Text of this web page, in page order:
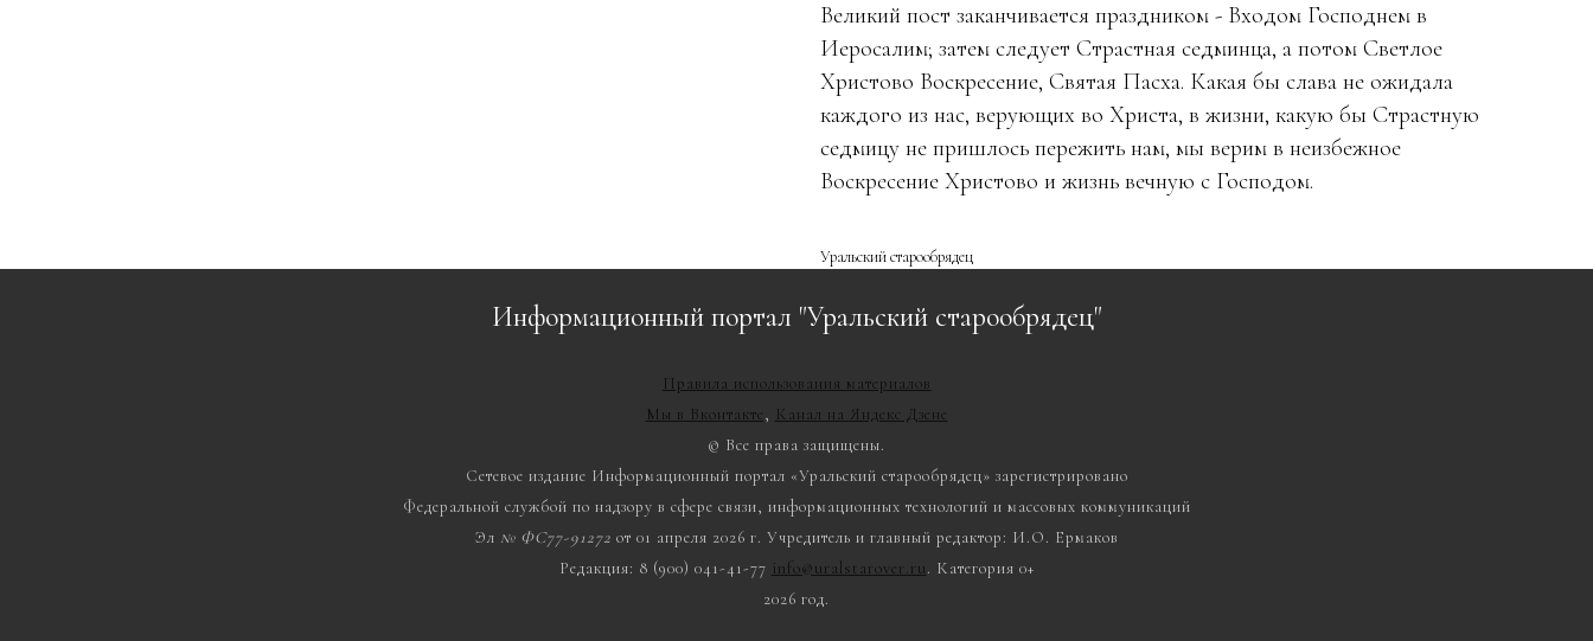
Великий пост заканчивается праздником - Входом Господнем в
Иеросалим; затем следует Страстная седминца, а потом Светлое
Христово Воскресение, Святая Пасха. Какая бы слава не ожидала
каждого из нас, верующих во Христа, в жизни, какую бы Страстную
седмицу не пришлось пережить нам, мы верим в неизбежное
Воскресение Христово и жизнь вечную с Господом.
Уральский старообрядец
Информационный портал "Уральский старообрядец"
Правила использования материалов
Мы в Вконтакте, Канал на Яндекс Дзене
© Все права защищены.
Сетевое издание Информационный портал «Уральский старообрядец» зарегистрировано
Федеральной службой по надзору в сфере связи, информационных технологий и массовых коммуникаций
Эл № ФС77-91272 от 01 апреля 2026 г. Учредитель и главный редактор: И.О. Ермаков
Редакция: 8 (900) 041-41-77 info@uralstarover.ru. Категория 0+
2026 год.